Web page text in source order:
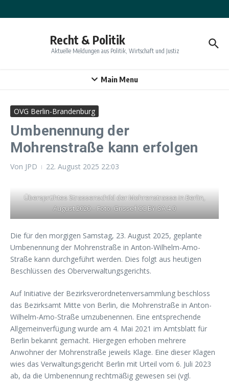
Recht & Politik
Aktuelle Meldungen aus Politik, Wirtschaft und Justiz
Main Menu
OVG Berlin-Brandenburg
Umbenennung der
Mohrenstraße kann erfolgen
Von JPD 22. August 2025 22:03
Übersprühtes Strassenschild der Mohrenstrasse in Berlin,
August 2020 – Foto: Grissef CC BY-SA 4.0
Die für den morgigen Samstag, 23. August 2025, geplante
Umbenennung der Mohrenstraße in Anton-Wilhelm-Amo-
Straße kann durchgeführt werden. Dies folgt aus heutigen
Beschlüssen des Oberverwaltungsgerichts.
Auf Initiative der Bezirksverordnetenversammlung beschloss
das Bezirksamt Mitte von Berlin, die Mohrenstraße in Anton-
Wilhelm-Amo-Straße umzubenennen. Eine entsprechende
Allgemeinverfügung wurde am 4. Mai 2021 im Amtsblatt für
Berlin bekannt gemacht. Hiergegen erhoben mehrere
Anwohner der Mohrenstraße jeweils Klage. Eine dieser Klagen
wies das Verwaltungsgericht Berlin mit Urteil vom 6. Juli 2023
ab, da die Umbenennung rechtmäßig gewesen sei (vgl.